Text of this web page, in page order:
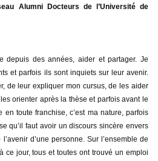
Alumni Docteurs de l’Université de
depuis des années, aider et partager. Je
et parfois ils sont inquiets sur leur avenir.
de leur expliquer mon cursus, de les aider
orienter après la thèse et parfois avant le
toute franchise, c’est ma nature, parfois
qu’il faut avoir un discours sincère envers
d’une personne. Sur l’ensemble de
ce jour, tous et toutes ont trouvé un emploi